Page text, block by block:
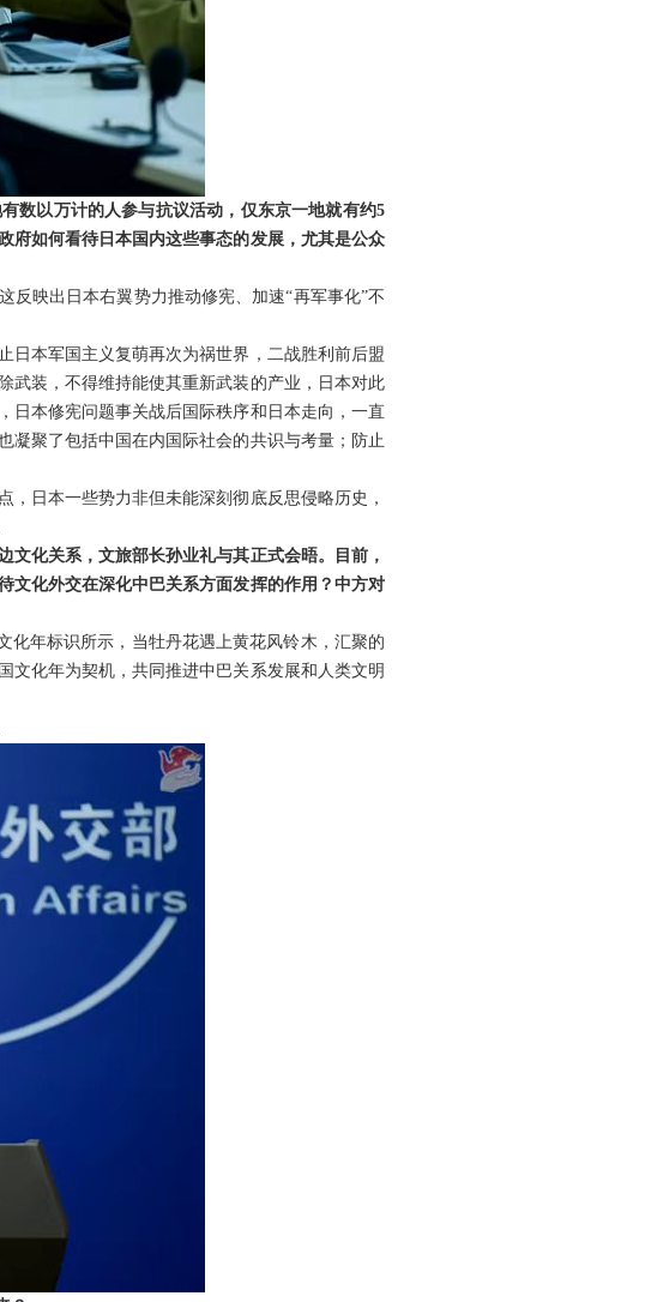
数以万计的人参与抗议活动，仅东京一地就有约5
府如何看待日本国内这些事态的发展，尤其是公众
反映出日本右翼势力推动修宪、加速“再军事化”不
日本军国主义复萌再次为祸世界，二战胜利前后盟
武装，不得维持能使其重新武装的产业，日本对此
日本修宪问题事关战后国际秩序和日本走向，一直
凝聚了包括中国在内国际社会的共识与考量；防止
日本一些势力非但未能深刻彻底反思侵略历史，
化关系，文旅部长孙业礼与其正式会晤。目前，
文化外交在深化中巴关系方面发挥的作用？中方对
化年标识所示，当牡丹花遇上黄花风铃木，汇聚的
文化年为契机，共同推进中巴关系发展和人类文明